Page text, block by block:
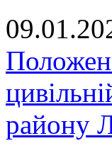
району